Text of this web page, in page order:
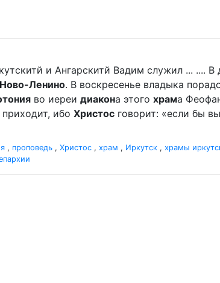
и Ангарскитй Вадим служил ... ....
Ново-Ленино. В воскресенье владыка
во иереи диакона этого храма
ибо Христос говорит: «если бы
, проповедь , Христос , храм , Иркутск , храмы